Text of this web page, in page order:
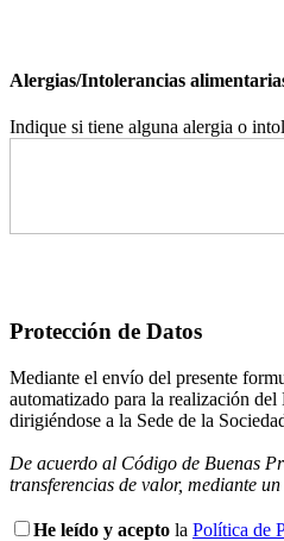
Alergias/Intolerancias
Indique si tiene alguna alergia o
Protección de Datos
Mediante el envío del presente
automatizado para la realización
dirigiéndose a la Sede de la
De acuerdo al Código de Buenas
transferencias de valor, mediante
He leído y acepto la Política de